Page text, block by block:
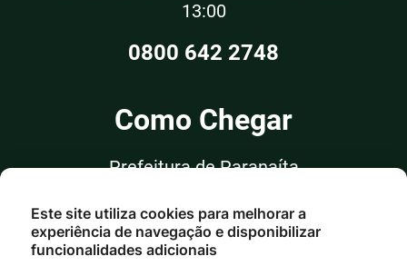
13:00
0800 642 2748
Como Chegar
Prefeitura de Paranaíta
Rua Alceu Rossi, nº 351, Sala 03
Centro - Paranaíta/MT
Este site utiliza cookies para melhorar a
experiência de navegação e disponibilizar
funcionalidades adicionais